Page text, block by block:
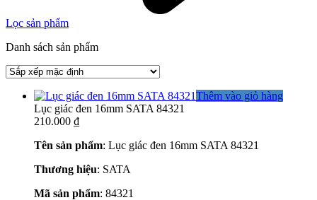
Lọc sản phẩm
Danh sách sản phẩm
Thêm vào giỏ hàng
Lục giác đen 16mm SATA 84321
210.000 ₫
Tên sản phẩm: Lục giác đen 16mm SATA 84321
Thương hiệu: SATA
Mã sản phẩm: 84321